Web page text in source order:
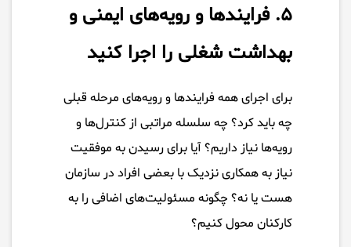
۵. فرایندها و رویه‌های ایمنی و
بهداشت شغلی را اجرا کنید
برای اجرای همه فرایندها و رویه‌های مرحله قبلی
چه باید کرد؟ چه سلسله مراتبی از کنترل‌ها و
رویه‌ها نیاز داریم؟ آیا برای رسیدن به موفقیت
نیاز به همکاری نزدیک با بعضی افراد در سازمان
هست یا نه؟ چگونه مسئولیت‌های اضافی را به
کارکنان محول کنیم؟